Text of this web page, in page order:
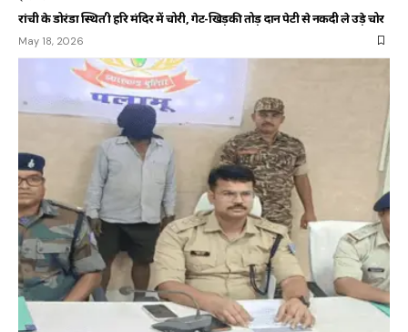
रांची के डोरंडा स्थित श्री हरि मंदिर में चोरी, गेट-खिड़की तोड़ दान पेटी से नकदी ले उड़े चोर
May 18, 2026